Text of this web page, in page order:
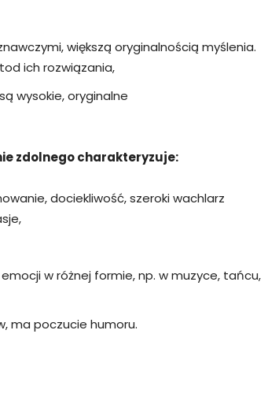
większą oryginalnością myślenia.
ich rozwiązania,
wysokie, oryginalne
zdolnego charakteryzuje:
dociekliwość, szeroki wachlarz
w różnej formie, np. w muzyce, tańcu,
ma poczucie humoru.